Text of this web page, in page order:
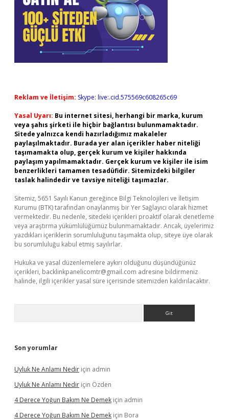
Reklam ve İletişim: Skype: live:.cid.575569c608265c69
Yasal Uyarı: Bu internet sitesi, herhangi bir marka, kurum
veya şahıs şirketi ile hiçbir bağlantısı bulunmamaktadır.
Sitede yalnızca kendi hazırladığımız makaleler
paylaşılmaktadır. Burada yer alan içerikler haber niteliği
taşımamakta olup, gerçek kurum ve kişiler hakkında
paylaşım yapılmamaktadır. Gerçek kurum ve kişiler ile isim
benzerlikleri tamamen tesadüfidir. Sitemizdeki bilgiler
taslak halindedir ve tavsiye niteliği taşımazlar.
Sitemiz, 5651 Sayılı Kanun gereğince Bilgi Teknolojileri ve İletişim
Kurumu (BTK) tarafından onaylanmış bir Yer Sağlayıcı olarak hizmet
vermektedir. Bu nedenle, sitedeki içerikleri proaktif olarak denetleme
veya araştırma yükümlülüğümüz bulunmamaktadır. Ancak, üyelerimiz
yazdıkları içeriklerin sorumluluğunu taşımakta olup, siteye üye olarak
bu sorumluluğu kabul etmiş sayılırlar.
Hukuka ve yasal düzenlemelere aykırı olduğunu düşündüğünüz
içerikleri, backlinkpanelicomtr@gmail.com adresine bildirmeniz
halinde, ilgili içerikler yasal süre içerisinde sitemizden kaldırılacaktır.
Son yorumlar
Uyluk Ne Anlamı Nedir için admin
Uyluk Ne Anlamı Nedir için Özden
4 Derece Yoğun Bakım Ne Demek için admin
4 Derece Yoğun Bakım Ne Demek için Bora